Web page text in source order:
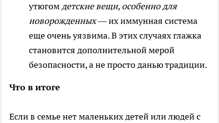
утюгомдетские вещи, особенно для
новорожденных— их иммунная система
еще очень уязвима. В этих случаях глажка
становится дополнительной мерой
безопасности, а не просто данью традиции.
Что в итоге
Если в семье нет маленьких детей или людей с